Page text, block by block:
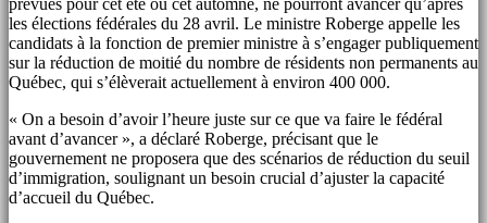
les élections fédérales du 28 avril. Le ministre Roberge appelle les
candidats à la fonction de premier ministre à s’engager publiquement
sur la réduction de moitié du nombre de résidents non permanents au
Québec, qui s’élèverait actuellement à environ 400 000.
« On a besoin d’avoir l’heure juste sur ce que va faire le fédéral
avant d’avancer », a déclaré Roberge, précisant que le
gouvernement ne proposera que des scénarios de réduction du seuil
d’immigration, soulignant un besoin crucial d’ajuster la capacité
d’accueil du Québec.